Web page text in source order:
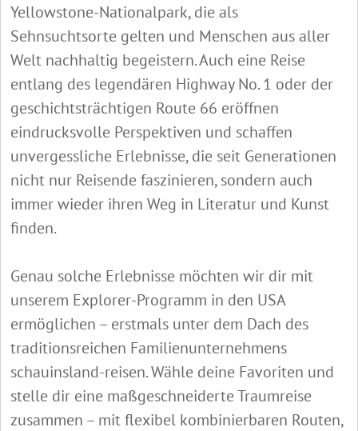
Yellowstone-Nationalpark, die als
Sehnsuchtsorte gelten und Menschen aus aller
Welt nachhaltig begeistern. Auch eine Reise
entlang des legendären Highway No. 1 oder der
geschichtsträchtigen Route 66 eröffnen
eindrucksvolle Perspektiven und schaffen
unvergessliche Erlebnisse, die seit Generationen
nicht nur Reisende faszinieren, sondern auch
immer wieder ihren Weg in Literatur und Kunst
finden.
Genau solche Erlebnisse möchten wir dir mit
unserem Explorer-Programm in den USA
ermöglichen – erstmals unter dem Dach des
traditionsreichen Familienunternehmens
schauinsland-reisen. Wähle deine Favoriten und
stelle dir eine maßgeschneiderte Traumreise
zusammen – mit flexibel kombinierbaren Routen,